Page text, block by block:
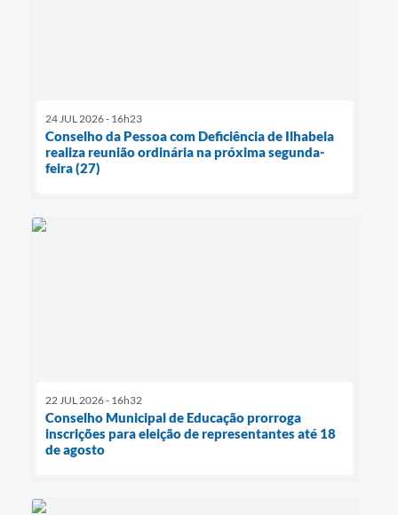
24 JUL 2026 - 16h23
Conselho da Pessoa com Deficiência de Ilhabela
realiza reunião ordinária na próxima segunda-
feira (27)
22 JUL 2026 - 16h32
Conselho Municipal de Educação prorroga
inscrições para eleição de representantes até 18
de agosto